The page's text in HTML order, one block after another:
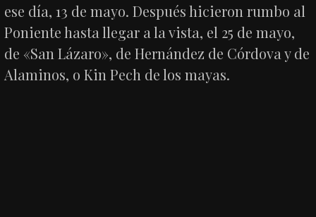
ese día, 13 de mayo. Después hicieron rumbo al
Poniente hasta llegar a la vista, el 25 de mayo,
de «San Lázaro», de Hernández de Córdova y de
Alaminos, o Kin Pech de los mayas.